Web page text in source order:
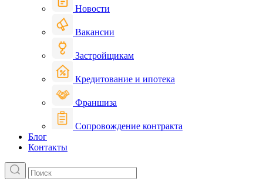
Новости
Вакансии
Застройщикам
Кредитование и ипотека
Франшиза
Сопровождение контракта
Блог
Контакты